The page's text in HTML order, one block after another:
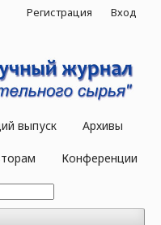
выпуск Архивы
Конференции
Регистрация Вход